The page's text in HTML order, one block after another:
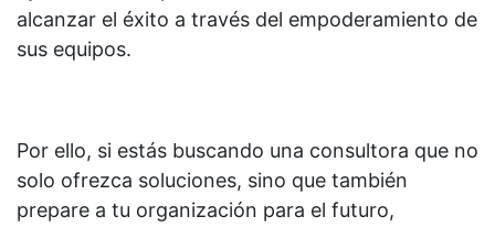
alcanzar el éxito a través del empoderamiento de
sus equipos.
Por ello, si estás buscando una consultora que no
solo ofrezca soluciones, sino que también
prepare a tu organización para el futuro,